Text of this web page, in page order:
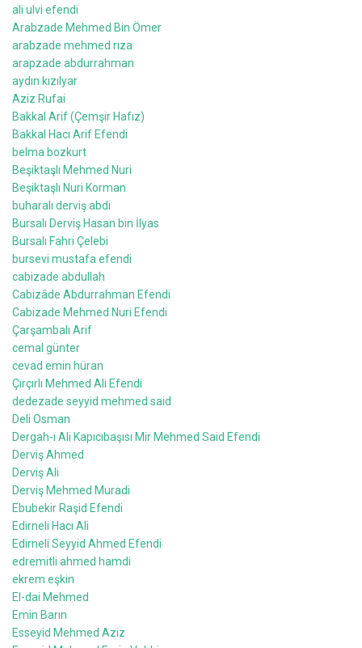
ali ulvi efendi
Arabzade Mehmed Bin Ömer
arabzade mehmed rıza
arapzade abdurrahman
aydın kızılyar
Aziz Rufai
Bakkal Arif (Çemşir Hafız)
Bakkal Hacı Arif Efendi
belma bozkurt
Beşiktaşlı Mehmed Nuri
Beşiktaşlı Nuri Korman
buharalı derviş abdi
Bursalı Derviş Hasan bin İlyas
Bursalı Fahri Çelebi
bursevi mustafa efendi
cabizade abdullah
Cabizâde Abdurrahman Efendi
Cabizade Mehmed Nuri Efendi
Çarşambalı Arif
cemal günter
cevad emin hüran
Çırçırlı Mehmed Ali Efendi
dedezade seyyid mehmed said
Deli Osman
Dergah-ı Ali Kapıcıbaşısı Mir Mehmed Said Efendi
Derviş Ahmed
Derviş Ali
Derviş Mehmed Muradi
Ebubekir Raşid Efendi
Edirneli Hacı Ali
Edirneli Seyyid Ahmed Efendi
edremitli ahmed hamdi
ekrem eşkin
El-dai Mehmed
Emin Barın
Esseyid Mehmed Aziz